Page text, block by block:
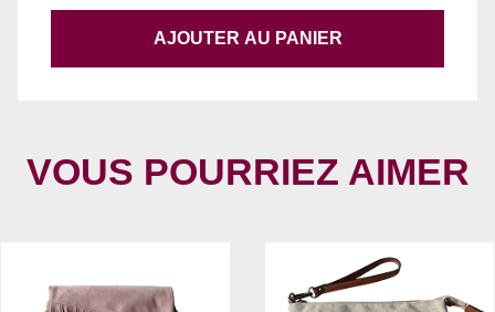
AJOUTER AU PANIER
VOUS POURRIEZ AIMER